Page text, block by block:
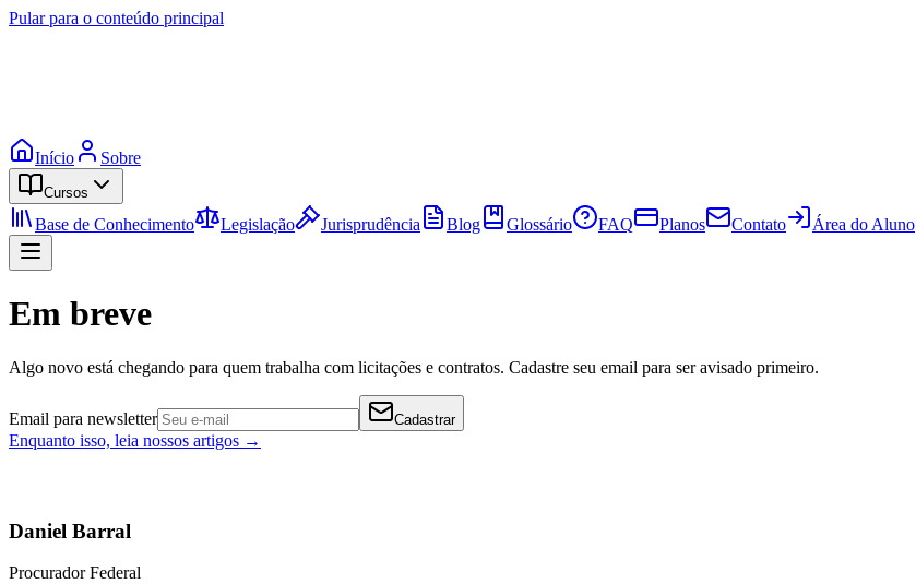
Pular para o conteúdo principal
Início Sobre
Cursos
Base de Conhecimento Legislação Jurisprudência Blog Glossário FAQ Planos Contato Área do Aluno
Em breve
Algo novo está chegando para quem trabalha com licitações e contratos. Cadastre seu email para ser avisado primeiro.
Email para newsletter Cadastrar
Enquanto isso, leia nossos artigos →
Daniel Barral
Procurador Federal